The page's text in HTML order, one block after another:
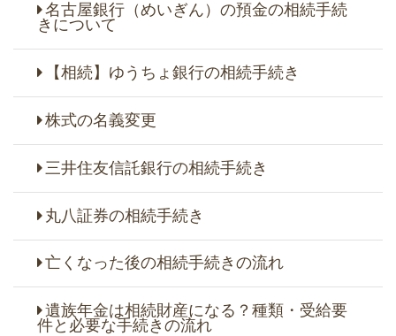
名古屋銀行（めいぎん）の預金の相続手続
きについて
【相続】ゆうちょ銀行の相続手続き
株式の名義変更
三井住友信託銀行の相続手続き
丸八証券の相続手続き
亡くなった後の相続手続きの流れ
遺族年金は相続財産になる？種類・受給要
件と必要な手続きの流れ